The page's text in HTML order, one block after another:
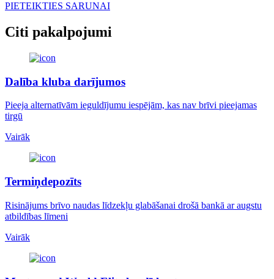
PIETEIKTIES SARUNAI
Citi pakalpojumi
Dalība kluba darījumos
Pieeja alternatīvām ieguldījumu iespējām, kas nav brīvi pieejamas
tirgū
Vairāk
Termiņdepozīts
Risinājums brīvo naudas līdzekļu glabāšanai drošā bankā ar augstu
atbildības līmeni
Vairāk